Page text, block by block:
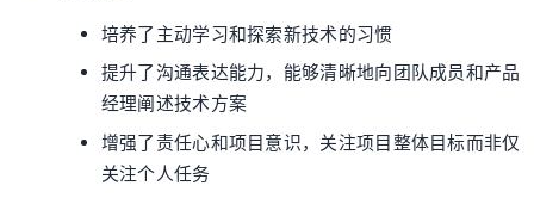
培养了主动学习和探索新技术的习惯
提升了沟通表达能力，能够清晰地向团队成员和产品
经理阐述技术方案
增强了责任心和项目意识，关注项目整体目标而非仅
关注个人任务